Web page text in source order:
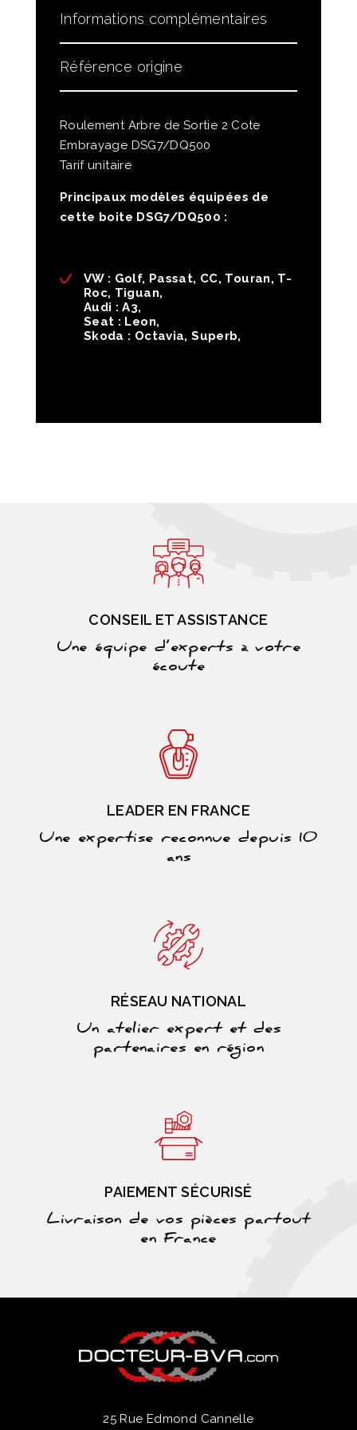
Informations complémentaires
Référence origine
Roulement Arbre de Sortie 2 Cote
Embrayage DSG7/DQ500
Tarif unitaire
Principaux modèles équipées de
cette boite DSG7/DQ500 :
VW : Golf, Passat, CC, Touran, T-
Roc, Tiguan,
Audi : A3,
Seat : Leon,
Skoda : Octavia, Superb,
CONSEIL ET ASSISTANCE
Une équipe d’experts à votre
écoute
LEADER EN FRANCE
Une expertise reconnue depuis 10
ans
RÉSEAU NATIONAL
Un atelier expert et des
partenaires en région
PAIEMENT SÉCURISÉ
Livraison de vos pièces partout
en France
25 Rue Edmond Cannelle